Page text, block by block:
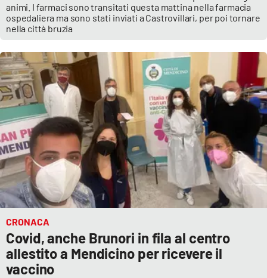
APP
Android
Apple
animi. I farmaci sono transitati questa mattina nella farmacia
ospedaliera ma sono stati inviati a Castrovillari, per poi tornare
nella città bruzia
CRONACA
Covid, anche Brunori in fila al centro
allestito a Mendicino per ricevere il
vaccino